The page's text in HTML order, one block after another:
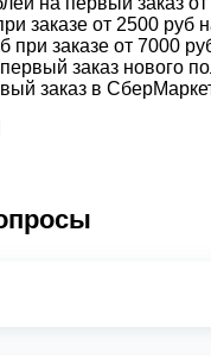
заказе от 2500 руб
заказе от 7000
заказ нового
заказ в